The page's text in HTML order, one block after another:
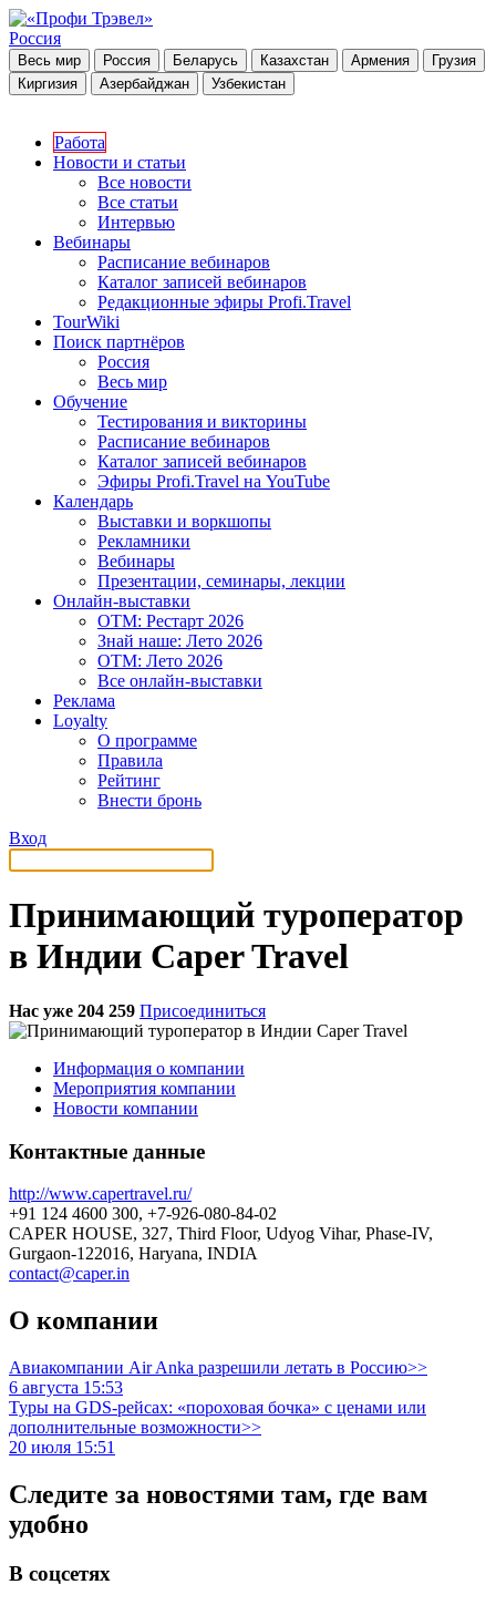
Россия
Весь мир Россия Беларусь Казахстан Армения
Грузия
Киргизия
Азербайджан Узбекистан
Работа
Новости и статьи
Все новости
Все статьи
Интервью
Вебинары
Расписание вебинаров
Каталог записей вебинаров
Редакционные эфиры Profi.Travel
TourWiki
Поиск партнёров
Россия
Весь мир
Обучение
Тестирования и викторины
Расписание вебинаров
Каталог записей вебинаров
Эфиры Profi.Travel на YouTube
Календарь
Выставки и воркшопы
Рекламники
Вебинары
Презентации, семинары, лекции
Онлайн-выставки
OTM: Рестарт 2026
Знай наше: Лето 2026
OTM: Лето 2026
Все онлайн-выставки
Реклама
Loyalty
О программе
Правила
Рейтинг
Внести бронь
Вход
Принимающий туроператор
в Индии Caper Travel
Нас уже 204 259 Присоединиться
Информация о компании
Мероприятия компании
Новости компании
Контактные данные
http://www.capertravel.ru/
+91 124 4600 300, +7-926-080-84-02
CAPER HOUSE, 327, Third Floor, Udyog Vihar, Phase-IV,
Gurgaon-122016, Haryana, INDIA
contact@caper.in
О компании
Авиакомпании Air Anka разрешили летать в Россию>>
6 августа 15:53
Туры на GDS-рейсах: «пороховая бочка» с ценами или
дополнительные возможности>>
20 июля 15:51
Следите за новостями там, где вам
удобно
В соцсетях